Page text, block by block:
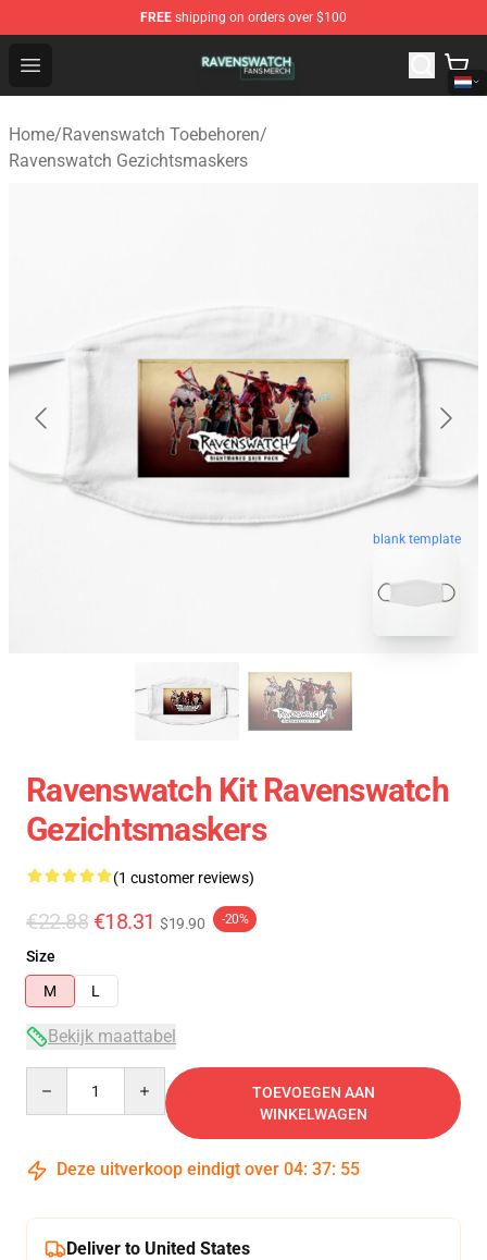
FREE shipping on orders over $100
Open menu
Ravenswatch Shop - Official Ravenswatch Merchandise
Home/Ravenswatch Toebehoren/
Ravenswatch Gezichtsmaskers
blank template
Ravenswatch Kit Ravenswatch
Gezichtsmaskers
(1 customer reviews)
€22.88 €18.31 $19.90 -20%
Size
M
L
Bekijk maattabel
TOEVOEGEN AAN
WINKELWAGEN
Deze uitverkoop eindigt over 04: 37: 54
Deliver to United States